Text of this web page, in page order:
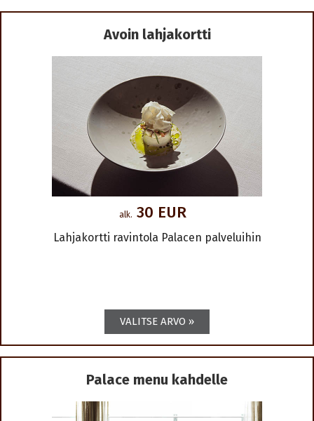
Avoin lahjakortti
alk. 30 EUR
Lahjakortti ravintola Palacen palveluihin
Palace menu kahdelle